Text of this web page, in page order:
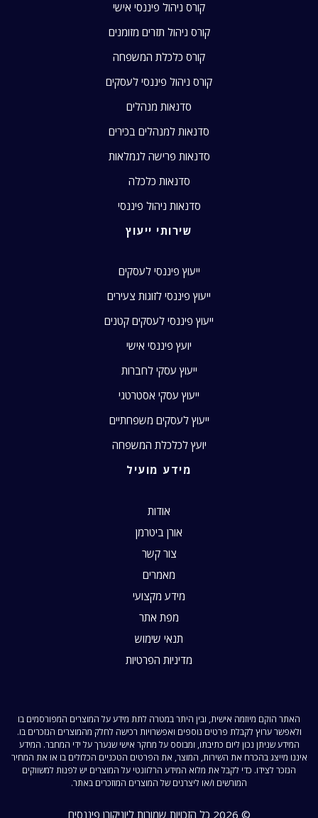
קורס ניהול פיננסי אישי
קורס ניהול תזרים מזומנים
קורס כלכלת המשפחה
קורס ניהול פיננסי לעסקים
סדנאות מנהלים
סדנאות למנהלים בכירים
סדנאות פרישה לגמלאות
סדנאות כלכלה
סדנאות ניהול פיננסי
שירותי ייעוץ
ייעוץ פיננסי לעסקים
ייעוץ פיננסי לזוגות צעירים
ייעוץ פיננסי לעסקים קטנים
יועץ פיננסי אישי
ייעוץ עסקי לחברות
ייעוץ עסקי אסטרטגי
ייעוץ לעסקים משפחתיים
יועץ לכלכלת המשפחה
מידע מועיל
אודות
אורן ביטרמן
צור קשר
מאמרים
מידע מקצועי
מפת אתר
תנאי שימוש
מדיניות הפרטיות
האתר הוקם מיוזמה אישית, ובין היתר במטרה לתת מידע על המוצרים המפורסמים בו
ולאפשר ערוץ לקבלת פרטים נוספים ואפשרויות רכישה לחלק מהמוצרים הנזכרים בו.
המידע שניתן נכון ליום כתיבתו, ומבוסס על מחקר אישי שנערך על ידי המחבר. המידע
איננו מייצג בהכרח את השירות, המוצר, את הפרטים הטכניים הכלולים בו או את המחיר
הנזכר לצידו. כדי לקבל את מלוא המידע הרלוונטי על המוצרים יש לפנות למשווקים
המורשים ו/או ליצרנים של המוצרים המוזכרים באתר.
© 2026 כל הזכויות שמורות ליוניקורן פיננסים